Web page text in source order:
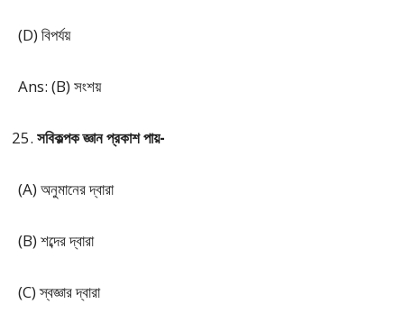
(D) বিপর্যয়
Ans: (B) সংশয়
সবিকল্পক জ্ঞান প্রকাশ পায়-
(A) অনুমানের দ্বারা
(B) শব্দের দ্বারা
(C) স্বজ্ঞার দ্বারা